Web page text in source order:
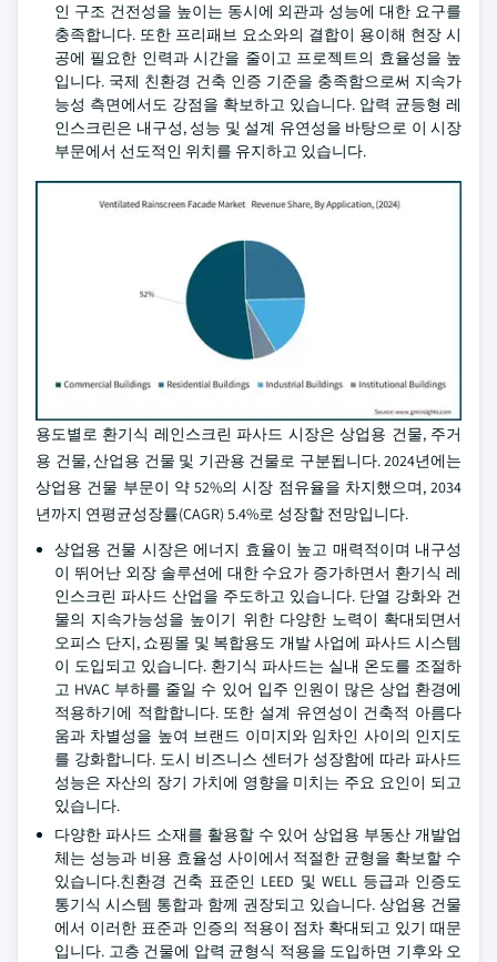
인 구조 건전성을 높이는 동시에 외관과 성능에 대한 요구를
충족합니다. 또한 프리패브 요소와의 결합이 용이해 현장 시
공에 필요한 인력과 시간을 줄이고 프로젝트의 효율성을 높
입니다. 국제 친환경 건축 인증 기준을 충족함으로써 지속가
능성 측면에서도 강점을 확보하고 있습니다. 압력 균등형 레
인스크린은 내구성, 성능 및 설계 유연성을 바탕으로 이 시장
부문에서 선도적인 위치를 유지하고 있습니다.
용도별로 환기식 레인스크린 파사드 시장은 상업용 건물, 주거
용 건물, 산업용 건물 및 기관용 건물로 구분됩니다. 2024년에는
상업용 건물 부문이 약 52%의 시장 점유율을 차지했으며, 2034
년까지 연평균성장률(CAGR) 5.4%로 성장할 전망입니다.
상업용 건물 시장은 에너지 효율이 높고 매력적이며 내구성
이 뛰어난 외장 솔루션에 대한 수요가 증가하면서 환기식 레
인스크린 파사드 산업을 주도하고 있습니다. 단열 강화와 건
물의 지속가능성을 높이기 위한 다양한 노력이 확대되면서
오피스 단지, 쇼핑몰 및 복합용도 개발 사업에 파사드 시스템
이 도입되고 있습니다. 환기식 파사드는 실내 온도를 조절하
고 HVAC 부하를 줄일 수 있어 입주 인원이 많은 상업 환경에
적용하기에 적합합니다. 또한 설계 유연성이 건축적 아름다
움과 차별성을 높여 브랜드 이미지와 임차인 사이의 인지도
를 강화합니다. 도시 비즈니스 센터가 성장함에 따라 파사드
성능은 자산의 장기 가치에 영향을 미치는 주요 요인이 되고
있습니다.
다양한 파사드 소재를 활용할 수 있어 상업용 부동산 개발업
체는 성능과 비용 효율성 사이에서 적절한 균형을 확보할 수
있습니다.친환경 건축 표준인 LEED 및 WELL 등급과 인증도
통기식 시스템 통합과 함께 권장되고 있습니다. 상업용 건물
에서 이러한 표준과 인증의 적용이 점차 확대되고 있기 때문
입니다. 고층 건물에 압력 균형식 적용을 도입하면 기후와 오